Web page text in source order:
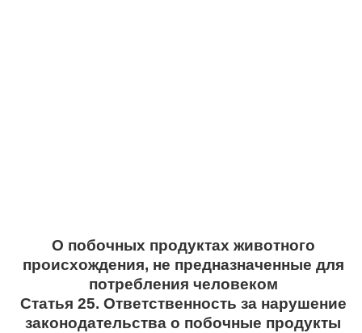
О побочных продуктах животного
происхождения, не предназначенные для
потребления человеком
Статья 25. Ответственность за нарушение
законодательства о побочные продукты